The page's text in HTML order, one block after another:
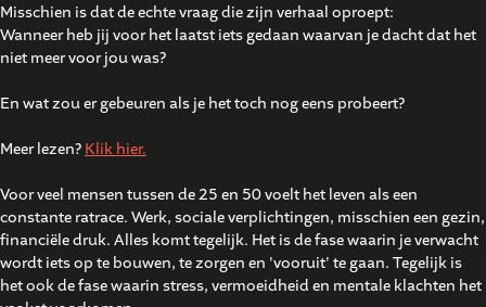
Misschien is dat de echte vraag die zijn verhaal oproept:
Wanneer heb jij voor het laatst iets gedaan waarvan je dacht dat het
niet meer voor jou was?
En wat zou er gebeuren als je het toch nog eens probeert?
Meer lezen? Klik hier.
Voor veel mensen tussen de 25 en 50 voelt het leven als een
constante ratrace. Werk, sociale verplichtingen, misschien een gezin,
financiële druk. Alles komt tegelijk. Het is de fase waarin je verwacht
wordt iets op te bouwen, te zorgen en 'vooruit' te gaan. Tegelijk is
het ook de fase waarin stress, vermoeidheid en mentale klachten het